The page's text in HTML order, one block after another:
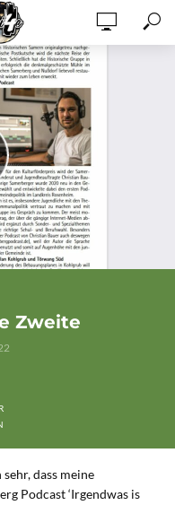
Zweite
dass meine
Podcast ‘Irgendwas is